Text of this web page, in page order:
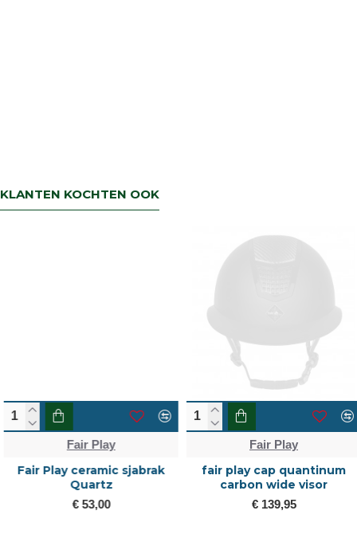
KLANTEN KOCHTEN OOK
Fair Play
Fair Play ceramic sjabrak
Quartz
€ 53,00
Fair Play
fair play cap quantinum
carbon wide visor
€ 139,95